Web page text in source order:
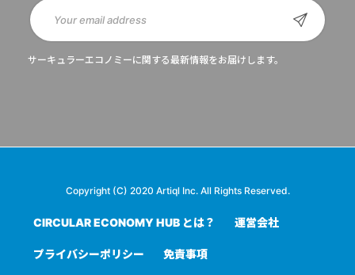
サーキュラーエコノミーに関する最新情報をお届けします。
Copyright (C) 2020 Artiql Inc. All Rights Reserved.
CIRCULAR ECONOMY HUB とは？ 運営会社
プライバシーポリシー 免責事項